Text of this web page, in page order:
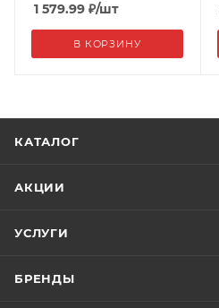
1 579.99 ₽/шт
В КОРЗИНУ
КАТАЛОГ
АКЦИИ
УСЛУГИ
БРЕНДЫ